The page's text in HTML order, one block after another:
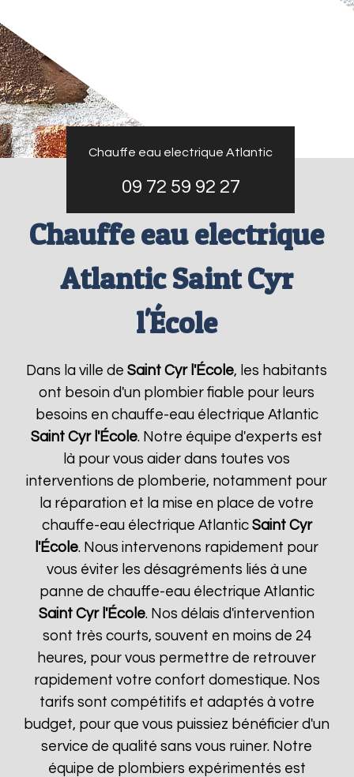
Chauffe eau electrique Atlantic
09 72 59 92 27
Chauffe eau electrique
Atlantic Saint Cyr
l'École
Dans la ville deSaint Cyr l'École, les habitants
ont besoin d'un plombier fiable pour leurs
besoins en chauffe-eau électrique Atlantic
Saint Cyr l'École. Notre équipe d'experts est
là pour vous aider dans toutes vos
interventions de plomberie, notamment pour
la réparation et la mise en place de votre
chauffe-eau électrique Atlantic Saint Cyr
l'École. Nous intervenons rapidement pour
vous éviter les désagréments liés à une
panne de chauffe-eau électrique Atlantic
Saint Cyr l'École. Nos délais d'intervention
sont très courts, souvent en moins de 24
heures, pour vous permettre de retrouver
rapidement votre confort domestique. Nos
tarifs sont compétitifs et adaptés à votre
budget, pour que vous puissiez bénéficier d'un
service de qualité sans vous ruiner. Notre
équipe de plombiers expérimentés est